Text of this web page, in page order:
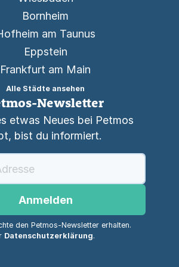
Bornheim
am Taunus
Eppstein
Frankfurt am Main
Alle Städte ansehen
Newsletter
etwas Neues bei Petmos
bist du informiert.
Anmelden
den Petmos-Newsletter erhalten.
Datenschutzerklärung.